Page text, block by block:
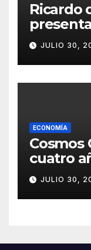
Ricardo
con 416
y
Senado
JULIO 30,
ECONOMÍA
Cosmos
cuatro
sabores
JULIO 30,